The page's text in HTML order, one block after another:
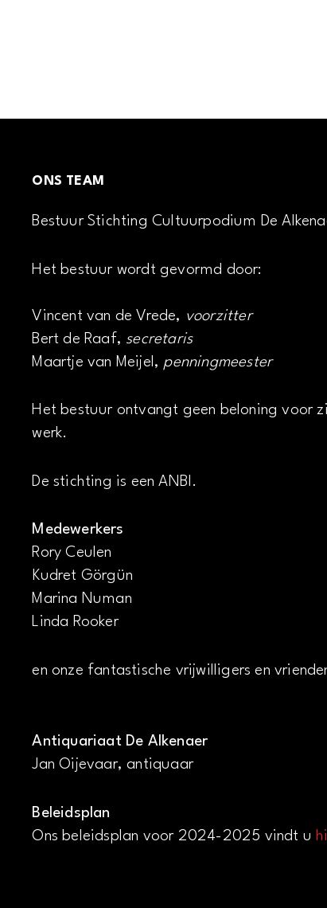
ONS TEAM
Bestuur Stichting Cultuurpodium De
Het bestuur wordt gevormd door:
Vincent van de Vrede, voorzitter
Bert de Raaf, secretaris
Maartje van Meijel, penningmeester
Het bestuur ontvangt geen beloning voor
werk.
De stichting is een ANBI.
Medewerkers
Rory Ceulen
Kudret Görgün
Marina Numan
Linda Rooker
en onze fantastische vrijwilligers en
Antiquariaat De Alkenaer
Jan Oijevaar, antiquaar
Beleidsplan
Ons beleidsplan voor 2024-2025 vindt u